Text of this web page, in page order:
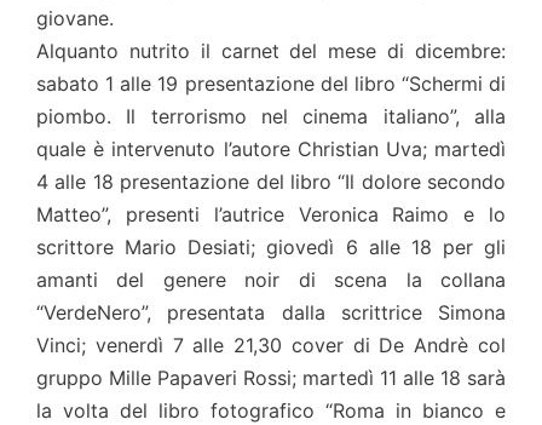
giovane.
Alquanto nutrito il carnet del mese di dicembre:
sabato 1 alle 19 presentazione del libro “Schermi di
piombo. Il terrorismo nel cinema italiano”, alla
quale è intervenuto l’autore Christian Uva; martedì
4 alle 18 presentazione del libro “Il dolore secondo
Matteo”, presenti l’autrice Veronica Raimo e lo
scrittore Mario Desiati; giovedì 6 alle 18 per gli
amanti del genere noir di scena la collana
“VerdeNero”, presentata dalla scrittrice Simona
Vinci; venerdì 7 alle 21,30 cover di De Andrè col
gruppo Mille Papaveri Rossi; martedì 11 alle 18 sarà
la volta del libro fotografico “Roma in bianco e